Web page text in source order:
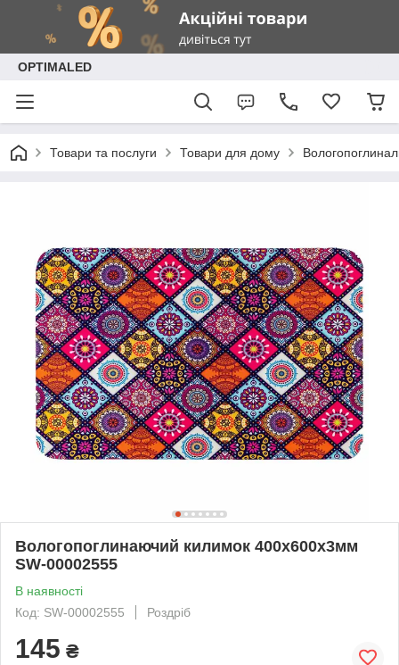
OPTIMALED
Товари та послуги Товари для дому
Вологопоглинаючий килимок 400х600х3мм
SW-00002555
В наявності
Код: SW-00002555
Роздріб
145 ₴